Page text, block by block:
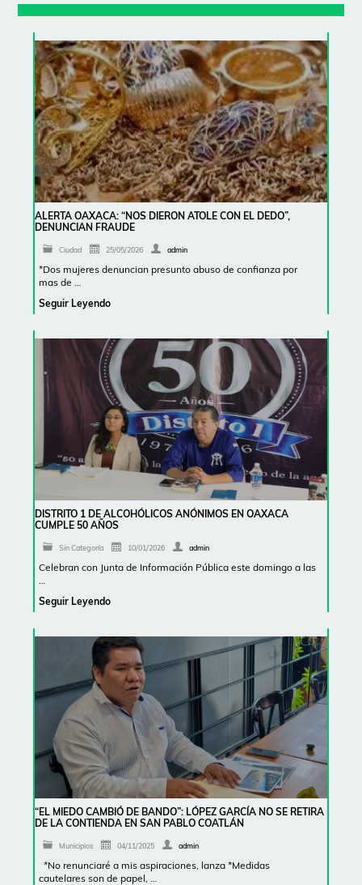
ALERTA OAXACA: “NOS DIERON ATOLE CON EL DEDO”,
DENUNCIAN FRAUDE
Ciudad 25/05/2026 admin
*Dos mujeres denuncian presunto abuso de confianza por
mas de …
Seguir Leyendo
DISTRITO 1 DE ALCOHÓLICOS ANÓNIMOS EN OAXACA
CUMPLE 50 AÑOS
Sin Categoría 10/01/2026 admin
Celebran con Junta de Información Pública este domingo a las
Seguir Leyendo
“EL MIEDO CAMBIÓ DE BANDO”: LÓPEZ GARCÍA NO SE RETIRA
DE LA CONTIENDA EN SAN PABLO COATLÁN
Municipios 04/11/2025 admin
*No renunciaré a mis aspiraciones, lanza *Medidas
cautelares son de papel, …